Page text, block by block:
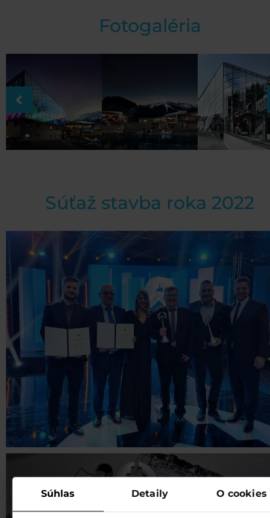
Súhlas Detaily O cookies
Fotogaléria
Súťaž stavba roka 2022